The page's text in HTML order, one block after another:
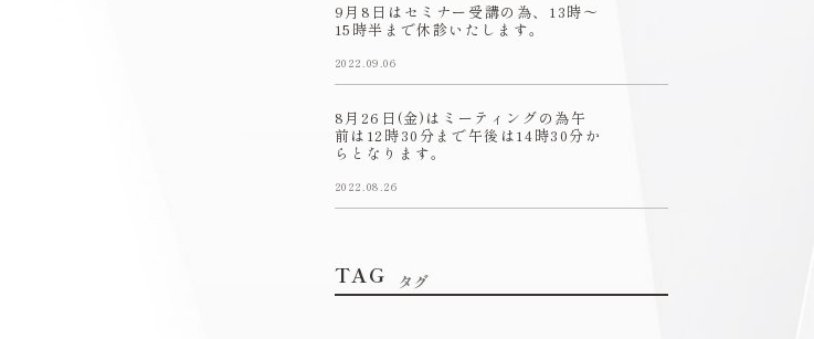
9月8日はセミナー受講の為、13時〜
15時半まで休診いたします。
2022.09.06
8月26日(金)はミーティングの為午
前は12時30分まで午後は14時30分か
らとなります。
2022.08.26
TAG タグ